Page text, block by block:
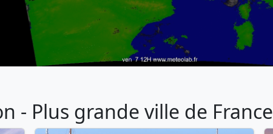
- Plus grande ville de France